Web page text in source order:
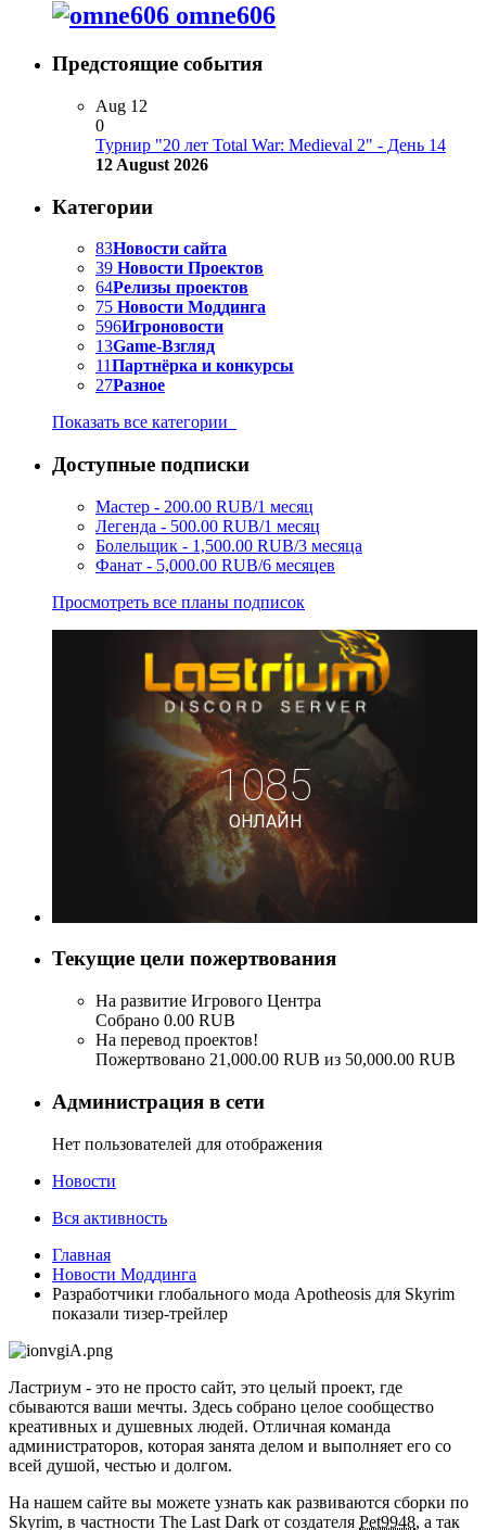
omne606
Предстоящие события
Aug 12
0
Турнир "20 лет Total War: Medieval 2" - День 14
12 August 2026
Категории
83Новости сайта
39 Новости Проектов
64Релизы проектов
75 Новости Моддинга
596Игроновости
13Game-Взгляд
11Партнёрка и конкурсы
27Разное
Показать все категории
Доступные подписки
Мастер - 200.00 RUB/1 месяц
Легенда - 500.00 RUB/1 месяц
Болельщик - 1,500.00 RUB/3 месяца
Фанат - 5,000.00 RUB/6 месяцев
Просмотреть все планы подписок
Текущие цели пожертвования
На развитие Игрового Центра
Собрано 0.00 RUB
На перевод проектов!
Пожертвовано 21,000.00 RUB из 50,000.00 RUB
Администрация в сети
Нет пользователей для отображения
Новости
Вся активность
Главная
Новости Моддинга
Разработчики глобального мода Apotheosis для Skyrim
показали тизер-трейлер
Ластриум - это не просто сайт, это целый проект, где
сбываются ваши мечты. Здесь собрано целое сообщество
креативных и душевных людей. Отличная команда
администраторов, которая занята делом и выполняет его со
всей душой, честью и долгом.
На нашем сайте вы можете узнать как развиваются сборки по
Skyrim, в частности The Last Dark от создателя Pet9948, а так